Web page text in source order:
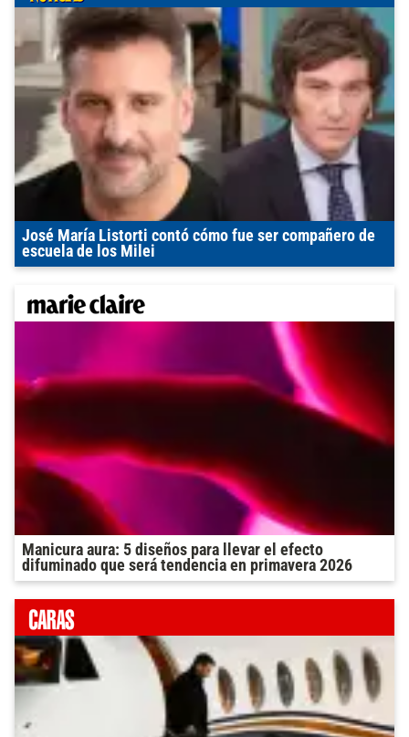
José María Listorti contó cómo fue ser compañero de
escuela de los Milei
Manicura aura: 5 diseños para llevar el efecto
difuminado que será tendencia en primavera 2026